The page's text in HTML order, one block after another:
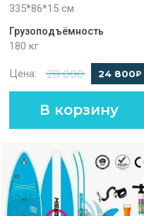
335*86*15 см
Грузоподъёмность
180 кг
Цена: 28 000 24 800₽
В корзину